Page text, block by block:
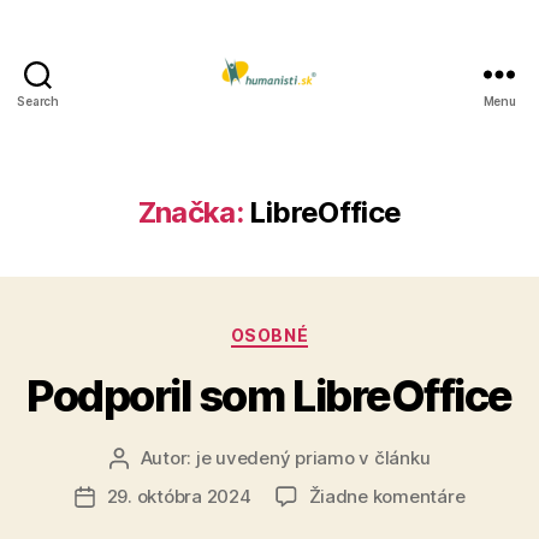
Search Menu
Značka: LibreOffice
Kategórie
OSOBNÉ
Podporil som LibreOffice
Autor
článku
Autor: je uvedený priamo v článku
Dátum
29. októbra 2024 Žiadne komentárena